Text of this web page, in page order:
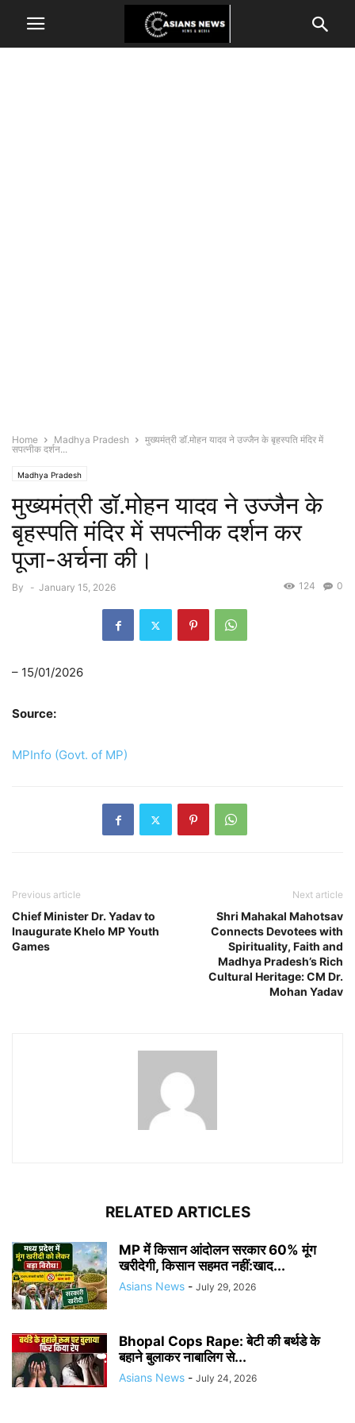
Home Madhya Pradesh
मुख्यमंत्री डॉ.मोहन यादव ने उज्जैन के बृहस्पति मंदिर में
सपत्नीक दर्शन...
Madhya Pradesh
मुख्यमंत्री डॉ.मोहन यादव ने उज्जैन के
बृहस्पति मंदिर में सपत्नीक दर्शन कर
पूजा-अर्चना की।
By - January 15, 2026 0
124
– 15/01/2026
Source:
MPInfo (Govt. of MP)
Previous article
Chief Minister Dr. Yadav to
Inaugurate Khelo MP Youth
Games
Next article
Shri Mahakal Mahotsav
Connects Devotees with
Spirituality, Faith and
Madhya Pradesh’s Rich
Cultural Heritage: CM Dr.
Mohan Yadav
RELATED ARTICLES
MP में किसान आंदोलन सरकार 60% मूंग
खरीदेगी, किसान सहमत नहीं:खाद...
Asians News - July 29, 2026
Bhopal Cops Rape: बेटी की बर्थडे के
बहाने बुलाकर नाबालिग से...
Asians News - July 24, 2026